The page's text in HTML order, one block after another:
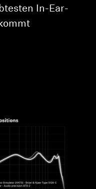
In-Ear-